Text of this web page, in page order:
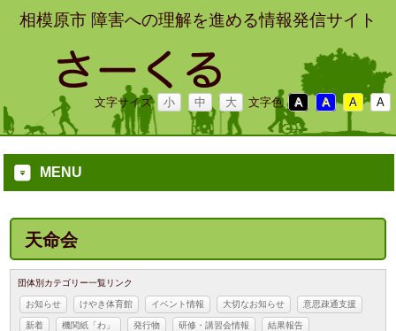
相模原市 障害への理解を進める情報発信サイト
文字サイズ 小 中 大 文字色 A A A A
MENU
天命会
団体別カテゴリー一覧リンク
お知らせ けやき体育館 イベント情報 大切なお知らせ 意思疎通支援
新着 機関紙「わ」 発行物 研修・講習会情報 結果報告